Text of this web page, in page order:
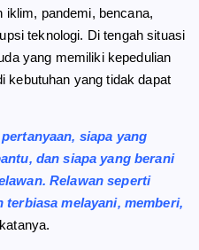
iklim, pandemi, bencana,
teknologi. Di tengah situasi
yang memiliki kepedulian
kebutuhan yang tidak dapat
siapa yang
dan siapa yang berani
Relawan seperti
terbiasa melayani, memberi,
katanya.